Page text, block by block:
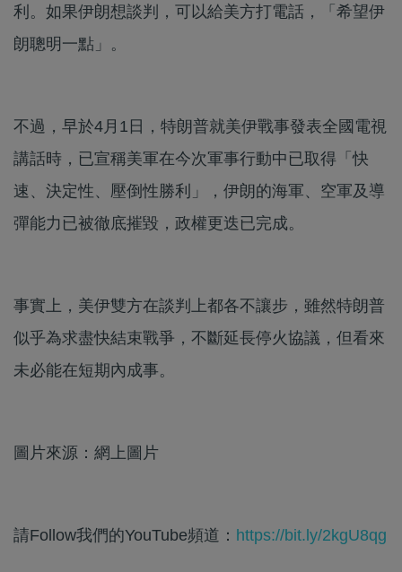
利。如果伊朗想談判，可以給美方打電話，「希望伊
朗聰明一點」。
不過，早於4月1日，特朗普就美伊戰事發表全國電視
講話時，已宣稱美軍在今次軍事行動中已取得「快
速、決定性、壓倒性勝利」，伊朗的海軍、空軍及導
彈能力已被徹底摧毀，政權更迭已完成。
事實上，美伊雙方在談判上都各不讓步，雖然特朗普
似乎為求盡快結束戰爭，不斷延長停火協議，但看來
未必能在短期內成事。
圖片來源：網上圖片
請Follow我們的YouTube頻道： https://bit.ly/2kgU8qg